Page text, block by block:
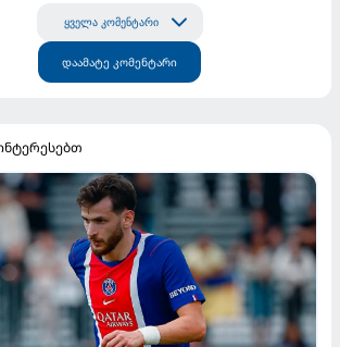
ყველა კომენტარი
დაამატე კომენტარი